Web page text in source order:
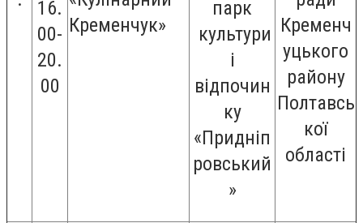
16.
00-
20.
00
Кременчук»
парк
культури
і
відпочин
ку
«Придніп
ровський
»
Кременч
уцького
району
Полтавсь
кої
області